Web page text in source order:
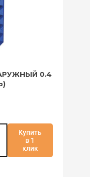
0.4
Купить
в 1
клик